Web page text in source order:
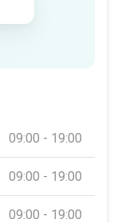
09:00 - 19:00
09:00 - 19:00
09:00 - 19:00